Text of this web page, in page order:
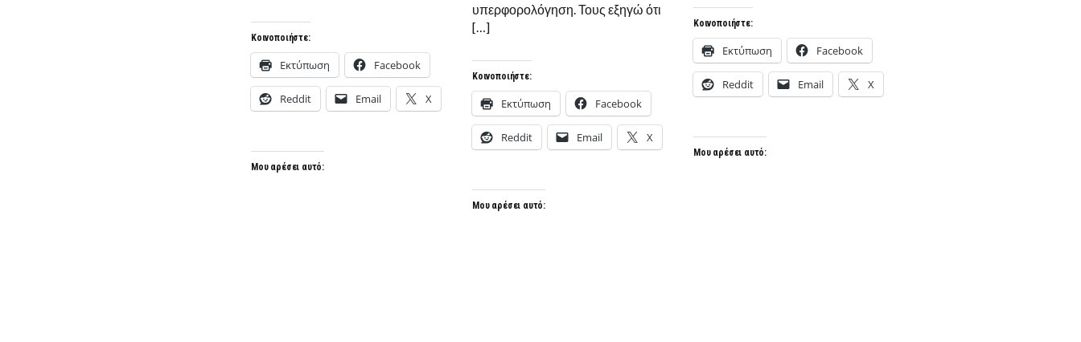
Κοινοποιήστε:
Εκτύπωση Facebook
Reddit Email X
Μου αρέσει αυτό:
υπερφορολόγηση. Τους εξηγώ ότι
[…]
Κοινοποιήστε:
Εκτύπωση Facebook
Reddit Email X
Μου αρέσει αυτό:
Κοινοποιήστε:
Εκτύπωση Facebook
Reddit Email X
Μου αρέσει αυτό: